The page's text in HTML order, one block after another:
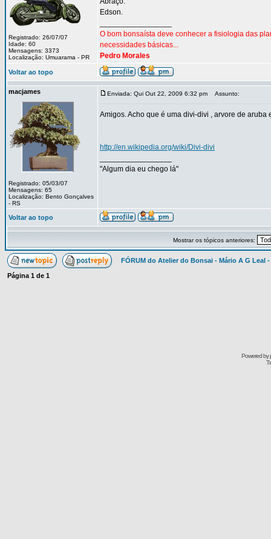
Registrado: 26/07/07
Idade: 60
Mensagens: 3373
Localização: Umuarama - PR
Edson.
O bom bonsaísta deve conhecer a fisiologia das
necessidades básicas...
Pedro Morales
Voltar ao topo
macjames
Registrado: 05/03/07
Mensagens: 65
Localização: Bento Gonçalves
- RS
Enviada: Qui Out 22, 2009 6:32 pm Assunto:
Amigos. Acho que é uma divi-divi , arvore de aruba
http://en.wikipedia.org/wiki/Divi-divi
"Algum dia eu chego lá"
Voltar ao topo
Mostrar os tópicos anteriores:
FÓRUM do Atelier do Bonsai - Mário A G Leal
Página 1 de 1
Powered by